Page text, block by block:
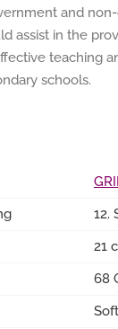
and
assist in the
teaching
schools.
12.
21
68